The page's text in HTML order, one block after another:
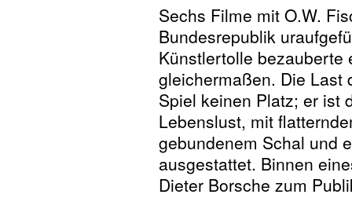
Sechs Filme mit O.W.
Bundesrepublik
Künstlertolle bezauberte
gleichermaßen. Die Last
Spiel keinen Platz; er ist
Lebenslust, mit
gebundenem Schal und
ausgestattet. Binnen
Dieter Borsche zum